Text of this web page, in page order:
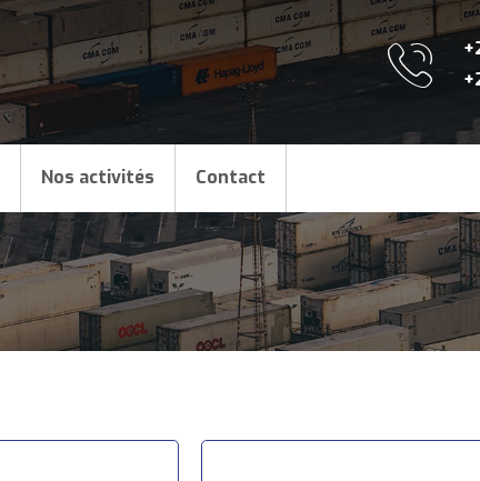
Nos activités Contact